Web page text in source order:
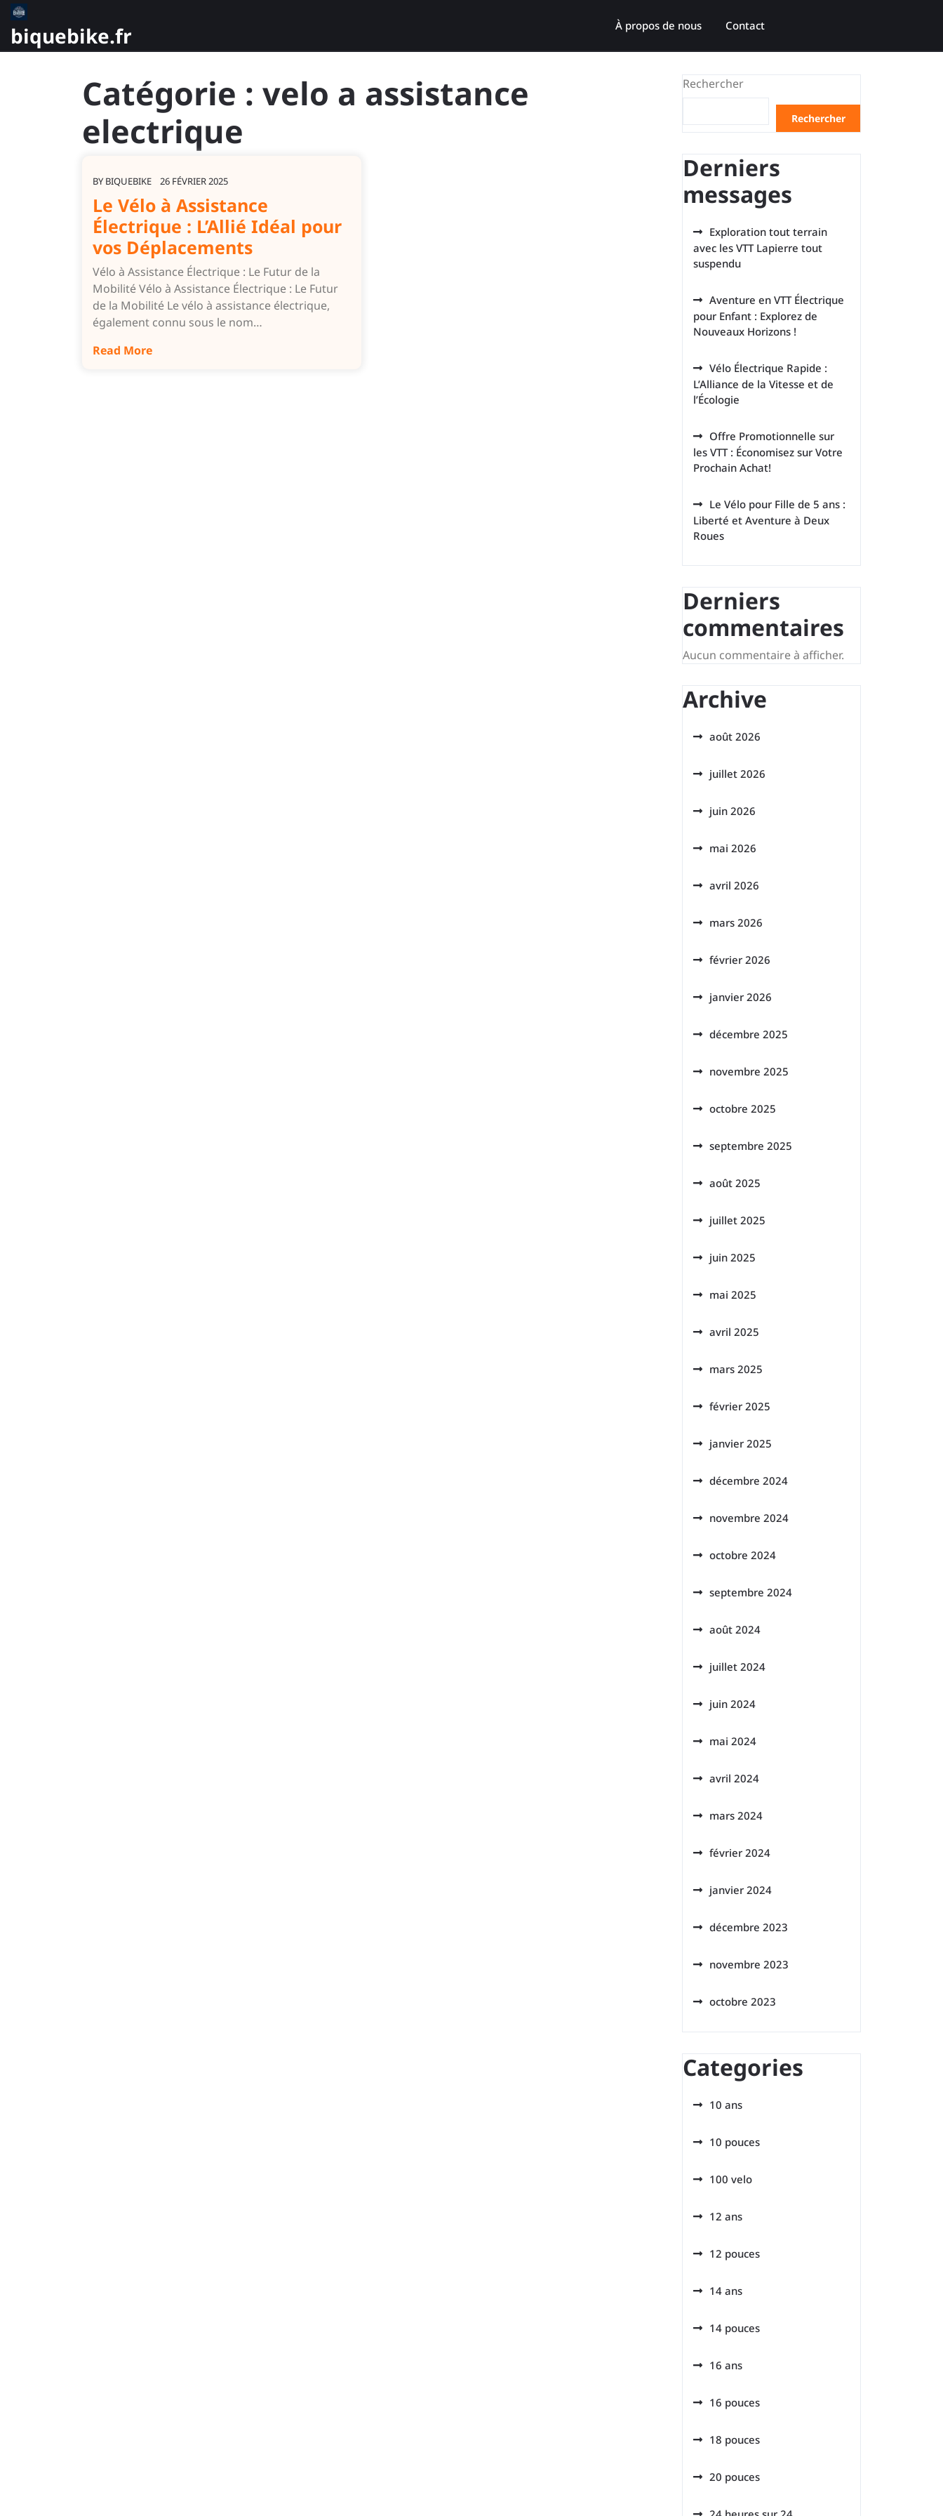
Skip
content
biquebike.fr À propos de nous Contact
Catégorie : velo a assistance
electrique
BY BIQUEBIKE 26 FÉVRIER 2025
Le Vélo à Assistance
Électrique : L’Allié Idéal pour
vos Déplacements
Vélo à Assistance Électrique : Le Futur de la
Mobilité Vélo à Assistance Électrique : Le Futur
de la Mobilité Le vélo à assistance électrique,
également connu sous le nom…
Read More
Rechercher
Rechercher
Derniers
messages
Exploration tout terrain
avec les VTT Lapierre tout
suspendu
Aventure en VTT Électrique
pour Enfant : Explorez de
Nouveaux Horizons !
Vélo Électrique Rapide :
L’Alliance de la Vitesse et de
l’Écologie
Offre Promotionnelle sur
les VTT : Économisez sur Votre
Prochain Achat!
Le Vélo pour Fille de 5 ans :
Liberté et Aventure à Deux
Roues
Derniers
commentaires
Aucun commentaire à afficher.
Archive
août 2026
juillet 2026
juin 2026
mai 2026
avril 2026
mars 2026
février 2026
janvier 2026
décembre 2025
novembre 2025
octobre 2025
septembre 2025
août 2025
juillet 2025
juin 2025
mai 2025
avril 2025
mars 2025
février 2025
janvier 2025
décembre 2024
novembre 2024
octobre 2024
septembre 2024
août 2024
juillet 2024
juin 2024
mai 2024
avril 2024
mars 2024
février 2024
janvier 2024
décembre 2023
novembre 2023
octobre 2023
Categories
10 ans
10 pouces
100 velo
12 ans
12 pouces
14 ans
14 pouces
16 ans
16 pouces
18 pouces
20 pouces